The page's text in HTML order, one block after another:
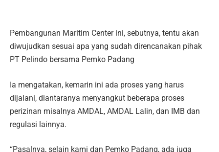
Pembangunan Maritim Center ini, sebutnya, tentu akan
diwujudkan sesuai apa yang sudah direncanakan pihak
PT Pelindo bersama Pemko Padang
Ia mengatakan, kemarin ini ada proses yang harus
dijalani, diantaranya menyangkut beberapa proses
perizinan misalnya AMDAL, AMDAL Lalin, dan IMB dan
regulasi lainnya.
“Pasalnya, selain kami dan Pemko Padang, ada juga